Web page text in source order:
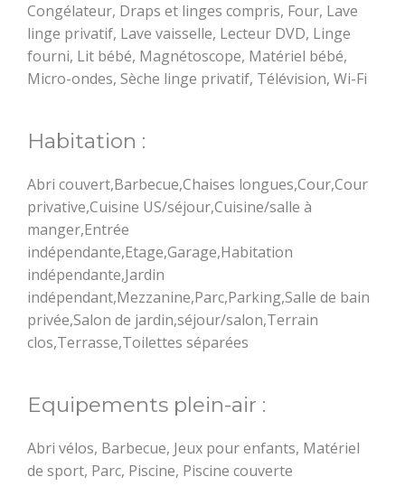
Congélateur, Draps et linges compris, Four, Lave
linge privatif, Lave vaisselle, Lecteur DVD, Linge
fourni, Lit bébé, Magnétoscope, Matériel bébé,
Micro-ondes, Sèche linge privatif, Télévision, Wi-Fi
Habitation :
Abri couvert,Barbecue,Chaises longues,Cour,Cour
privative,Cuisine US/séjour,Cuisine/salle à
manger,Entrée
indépendante,Etage,Garage,Habitation
indépendante,Jardin
indépendant,Mezzanine,Parc,Parking,Salle de bain
privée,Salon de jardin,séjour/salon,Terrain
clos,Terrasse,Toilettes séparées
Equipements plein-air :
Abri vélos, Barbecue, Jeux pour enfants, Matériel
de sport, Parc, Piscine, Piscine couverte